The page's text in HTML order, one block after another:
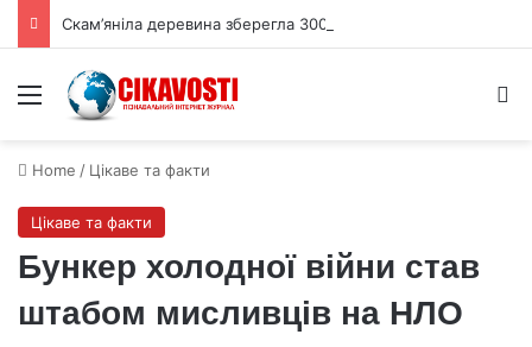
Menu
Home / Цікаве та факти
Цікаве та факти
Бункер холодної війни став
штабом мисливців на НЛО